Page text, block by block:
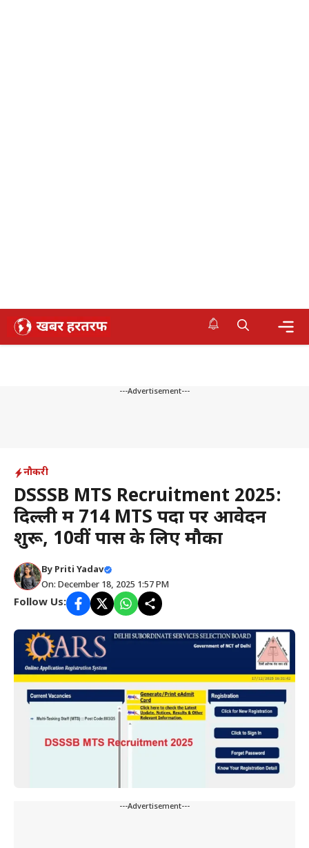
Skip
---Advertisement---
नौकरी
DSSSB MTS Recruitment 2025:
दिल्ली में 714 MTS पदों पर आवेदन
शुरू, 10वीं पास के लिए मौका
By Priti Yadav
On: December 18, 2025 1:57 PM
Follow Us:
---Advertisement---